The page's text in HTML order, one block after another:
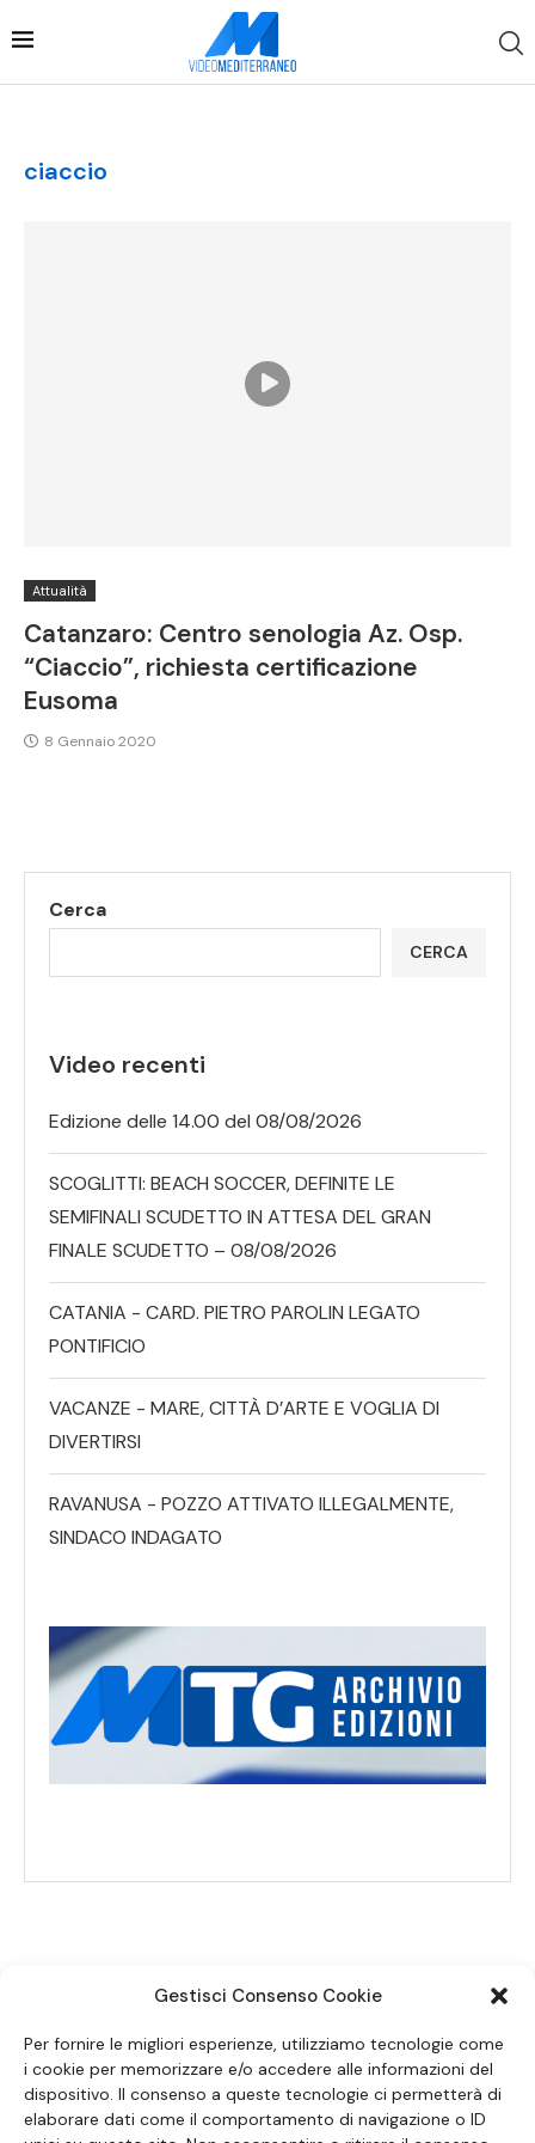
Gestisci Consenso Cookie
Per fornire le migliori esperienze, utilizziamo tecnologie come
i cookie per memorizzare e/o accedere alle informazioni del
dispositivo. Il consenso a queste tecnologie ci permetterà di
elaborare dati come il comportamento di navigazione o ID
ciaccio
Attualità
Catanzaro: Centro senologia Az. Osp.
“Ciaccio”, richiesta certificazione
Eusoma
8 Gennaio 2020
Cerca
CERCA
Video recenti
Edizione delle 14.00 del 08/08/2026
SCOGLITTI: BEACH SOCCER, DEFINITE LE
SEMIFINALI SCUDETTO IN ATTESA DEL GRAN
FINALE SCUDETTO – 08/08/2026
CATANIA - CARD. PIETRO PAROLIN LEGATO
PONTIFICIO
VACANZE - MARE, CITTÀ D’ARTE E VOGLIA DI
DIVERTIRSI
RAVANUSA - POZZO ATTIVATO ILLEGALMENTE,
SINDACO INDAGATO
SEGUICI SUI SOCIAL